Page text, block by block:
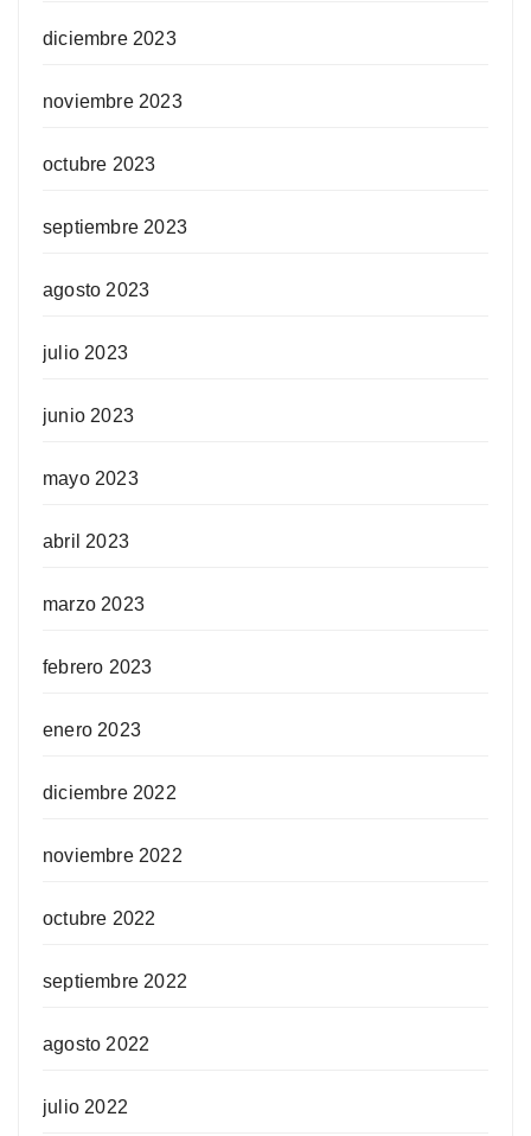
diciembre 2023
noviembre 2023
octubre 2023
septiembre 2023
agosto 2023
julio 2023
junio 2023
mayo 2023
abril 2023
marzo 2023
febrero 2023
enero 2023
diciembre 2022
noviembre 2022
octubre 2022
septiembre 2022
agosto 2022
julio 2022